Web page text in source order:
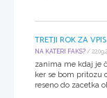
TRETJI ROK ZA VPIS
NA KATERI FAKS? /
zanima me kdaj je
ker se bom pritozu
reseno do zacetka